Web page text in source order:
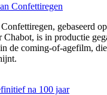
Confettiregen
gebaseerd
Chabot, is in productie
de coming-of-agefilm,
na 100 jaar